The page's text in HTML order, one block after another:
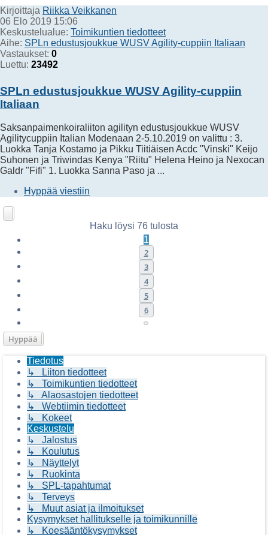
Kirjoittaja Riikka Veikkanen
06 Elo 2019 15:06
Keskustelualue: Toimikuntien tiedotteet
Aihe: SPLn edustusjoukkue WUSV Agility-cuppiin Italiaan
Vastaukset: 0
Luettu: 23492
SPLn edustusjoukkue WUSV Agility-cuppiin
Italiaan
Saksanpaimenkoiraliiton agilityn edustusjoukkue WUSV
Agilitycuppiin Italian Modenaan 2-5.10.2019 on valittu : 3.
Luokka Tanja Kostamo ja Pikku Tiitiäisen Acdc "Vinski" Keijo
Suhonen ja Triwindas Kenya "Riitu" Helena Heino ja Nexocan
Galdr "Fifi" 1. Luokka Sanna Paso ja ...
Hyppää viestiin
Haku löysi 76 tulosta
1
2
3
4
5
6
Seuraava
Hyppää
Tiedotus
↳ Liiton tiedotteet
↳ Toimikuntien tiedotteet
↳ Alaosastojen tiedotteet
↳ Webtiimin tiedotteet
↳ Kokeet
Keskustelu
↳ Jalostus
↳ Koulutus
↳ Näyttelyt
↳ Ruokinta
↳ SPL-tapahtumat
↳ Terveys
↳ Muut asiat ja ilmoitukset
Kysymykset hallitukselle ja toimikunnille
↳ Koesääntökysymykset